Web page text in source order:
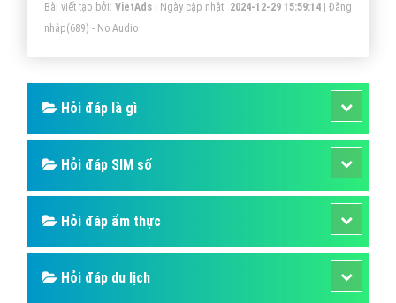
thể là bắt buộc, có thể là tự nguyện, có thể là dài lâu,
có thể là nhất thời. Vậy những điều này có ảnh hưởng
đến xu hướng chọn mẫu xăm hình của bạn như thế
nào?
Bài viết tạo bởi: VietAds| Ngày cập nhật: 2024-12-29 15:59:14|Đăng
nhập(689) - No Audio
Hỏi đáp là gì
Hỏi đáp SIM số
Hỏi đáp ẩm thực
Hỏi đáp du lịch